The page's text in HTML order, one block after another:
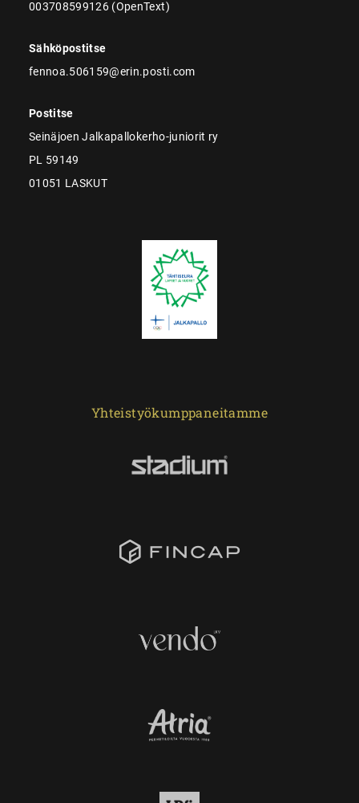
003708599126 (OpenText)
Sähköpostitse
fennoa.506159@erin.posti.com
Postitse
Seinäjoen Jalkapallokerho-juniorit ry
PL 59149
01051 LASKUT
Yhteistyökumppaneitamme